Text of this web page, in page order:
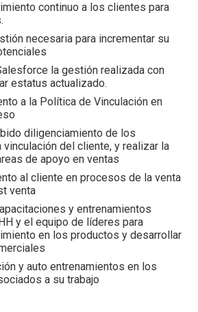
continuo a los clientes para
necesaria para incrementar su
la gestión realizada con
estatus actualizado.
a la Política de Vinculación en
diligenciamiento de los
vinculación del cliente, y realizar la
de apoyo en ventas
al cliente en procesos de la venta
venta
y entrenamientos
y el equipo de líderes para
en los productos y desarrollar
y auto entrenamientos en los
a su trabajo